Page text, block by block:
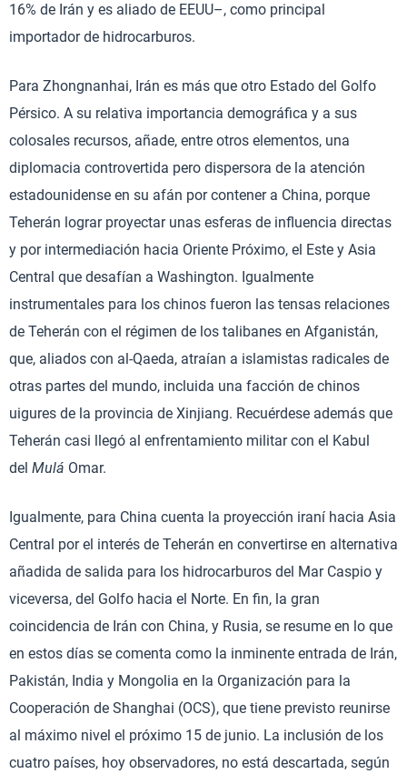
16% de Irán y es aliado de EEUU–, como principal
importador de hidrocarburos.
Para Zhongnanhai, Irán es más que otro Estado del Golfo
Pérsico. A su relativa importancia demográfica y a sus
colosales recursos, añade, entre otros elementos, una
diplomacia controvertida pero dispersora de la atención
estadounidense en su afán por contener a China, porque
Teherán lograr proyectar unas esferas de influencia directas
y por intermediación hacia Oriente Próximo, el Este y Asia
Central que desafían a Washington. Igualmente
instrumentales para los chinos fueron las tensas relaciones
de Teherán con el régimen de los talibanes en Afganistán,
que, aliados con al-Qaeda, atraían a islamistas radicales de
otras partes del mundo, incluida una facción de chinos
uigures de la provincia de Xinjiang. Recuérdese además que
Teherán casi llegó al enfrentamiento militar con el Kabul
del Mulá Omar.
Igualmente, para China cuenta la proyección iraní hacia Asia
Central por el interés de Teherán en convertirse en alternativa
añadida de salida para los hidrocarburos del Mar Caspio y
viceversa, del Golfo hacia el Norte. En fin, la gran
coincidencia de Irán con China, y Rusia, se resume en lo que
en estos días se comenta como la inminente entrada de Irán,
Pakistán, India y Mongolia en la Organización para la
Cooperación de Shanghai (OCS), que tiene previsto reunirse
al máximo nivel el próximo 15 de junio. La inclusión de los
cuatro países, hoy observadores, no está descartada, según